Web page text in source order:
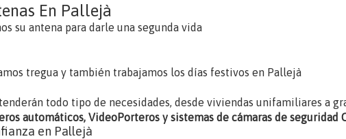
En Pallejà
su antena para darle una segunda vida
tregua y también trabajamos los días festivos en Pallejà
todo tipo de necesidades, desde viviendas unifamiliares a
automáticos, VideoPorteros y sistemas de cámaras de seguridad
en Pallejà